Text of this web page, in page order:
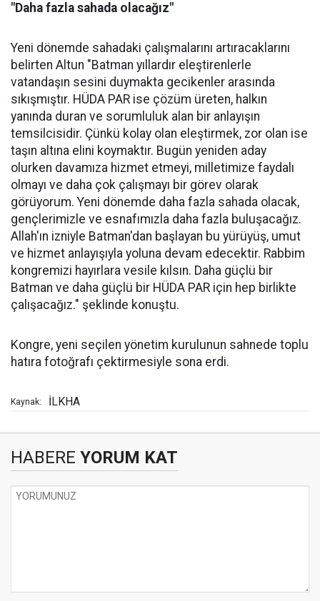
"Daha fazla sahada olacağız"
Yeni dönemde sahadaki çalışmalarını artıracaklarını
belirten Altun "Batman yıllardır eleştirenlerle
vatandaşın sesini duymakta gecikenler arasında
sıkışmıştır. HÜDA PAR ise çözüm üreten, halkın
yanında duran ve sorumluluk alan bir anlayışın
temsilcisidir. Çünkü kolay olan eleştirmek, zor olan ise
taşın altına elini koymaktır. Bugün yeniden aday
olurken davamıza hizmet etmeyi, milletimize faydalı
olmayı ve daha çok çalışmayı bir görev olarak
görüyorum. Yeni dönemde daha fazla sahada olacak,
gençlerimizle ve esnafımızla daha fazla buluşacağız.
Allah'ın izniyle Batman'dan başlayan bu yürüyüş, umut
ve hizmet anlayışıyla yoluna devam edecektir. Rabbim
kongremizi hayırlara vesile kılsın. Daha güçlü bir
Batman ve daha güçlü bir HÜDA PAR için hep birlikte
çalışacağız." şeklinde konuştu.
Kongre, yeni seçilen yönetim kurulunun sahnede toplu
hatıra fotoğrafı çektirmesiyle sona erdi.
Kaynak: İLKHA
HABERE YORUM KAT